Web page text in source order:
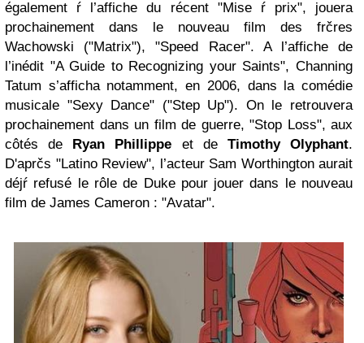
également ŕ l’affiche du récent "Mise ŕ prix", jouera
prochainement dans le nouveau film des frčres
Wachowski ("Matrix"), "Speed Racer". A l’affiche de
l’inédit "A Guide to Recognizing your Saints", Channing
Tatum s’afficha notamment, en 2006, dans la comédie
musicale "Sexy Dance" ("Step Up"). On le retrouvera
prochainement dans un film de guerre, "Stop Loss", aux
côtés de
Ryan Phillippe et de Timothy Olyphant.
D'aprčs "Latino Review", l’acteur Sam Worthington aurait
déjŕ refusé le rôle de Duke pour jouer dans le nouveau
film de James Cameron : "Avatar".